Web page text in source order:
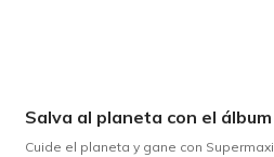
Cuide el planeta y gane con Supermaxi